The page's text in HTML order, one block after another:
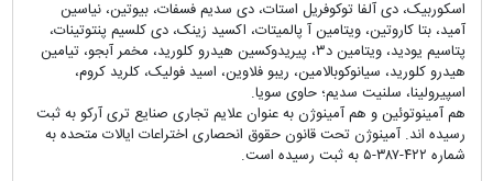
اسکوربیک، دی آلفا توکوفریل استات، دی سدیم فسفات، بیوتین، نیاسین
آمید، بتا کاروتین، ویتامین آ پالمیتات، اکسید زینک، دی کلسیم پنتوتینات،
پتاسیم یودید، ویتامین د۳، پیریدوکسین هیدرو کلورید، مخمر آبجو، تیامین
هیدرو کلورید، سیانوکوبالامین، ریبو فلاوین، اسید فولیک، کلرید کروم،
اسپیرولینا، سلنیت سدیم؛ حاوی سویا.
هم آمینوتوئین و هم آمینوژن به عنوان علایم تجاری صنایع تری آرکو به ثبت
رسیده اند. آمینوژن تحت قانون حقوق انحصاری اختراعات ایالات متحده به
شماره ۴۲۲-۳۸۷-۵ به ثبت رسیده است.